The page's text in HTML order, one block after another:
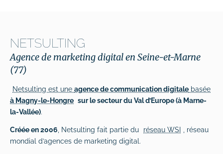
NETSULTING
Agence de marketing digital en Seine-et-Marne
(77)
Netsulting est une agence de communication digitale basée
à Magny-le-Hongre sur le secteur du Val d’Europe (à Marne-
la-Vallée).
Créée en 2006 , Netsulting fait partie du réseau WSI
, réseau
mondial d’agences de marketing digital.